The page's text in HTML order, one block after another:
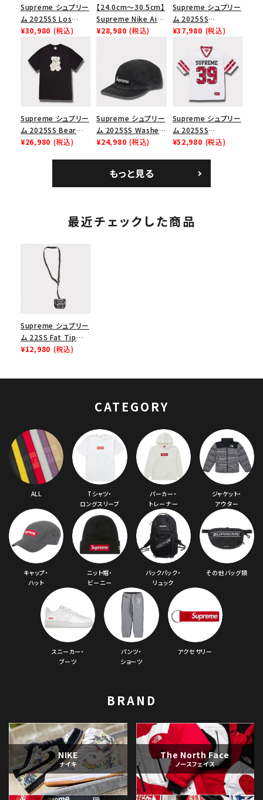
Supreme シュプリー
ム 2025SS Los
Angeles Fire Relief
Box Logo Tee ファ
イヤーリリーフボック
スロゴTシャツ ホワ
イト 白
¥30,980 (税込)
【24.0cm～30.5cm】
Supreme Nike Air
Force 1 Low シュプ
ューズ ホワイト
¥28,980 (税込)
Supreme シュプリー
ム 2025SS
Championship Box
チャンピオンシップボ
ックスロゴニューエラ
キャップ ブラック 黒
¥37,980 (税込)
Supreme シュプリー
ム 2025SS Bear
Tee ベア Tシャツ ブ
¥26,980 (税込)
Supreme シュプリー
ム 2025SS Washed
Chino Twill Camp
ブラック 黒
¥24,980 (税込)
Supreme シュプリー
ム 2025SS
Bandana Football
¥52,980 (税込)
もっと見る
最近チェックした商品
Supreme シュプリー
ム 22SS Fat Tip
Jacquard Denim
¥12,980 (税込)
CATEGORY
ALL
Tシャツ・
ロングスリーブ
パーカー・
トレーナー
ジャケット・
アウター
キャップ・
ハット
ニット帽・
ビーニー
バックパック・
リュック
その他バッグ類
スニーカー・
ブーツ
パンツ・
ショーツ
アクセサリー
BRAND
NIKE
ナイキ
The North Face
ノースフェイス